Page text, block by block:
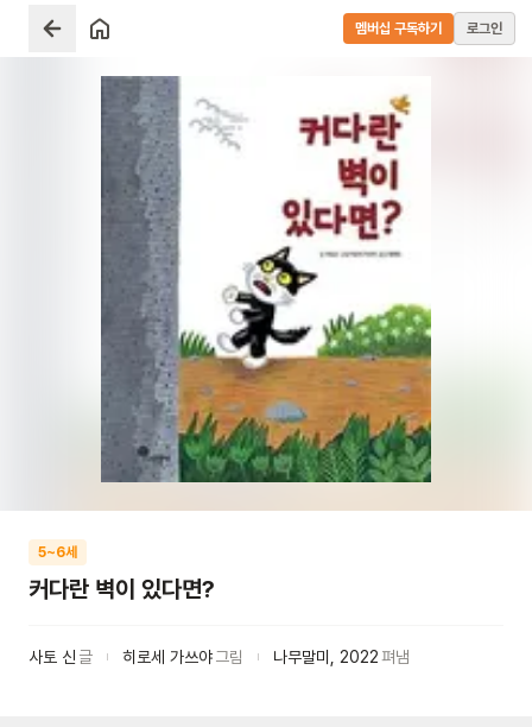
멤버십 구독하기 로그인
5~6세
커다란 벽이 있다면?
사토 신 글 히로세 가쓰야그림 나무말미 2022펴냄